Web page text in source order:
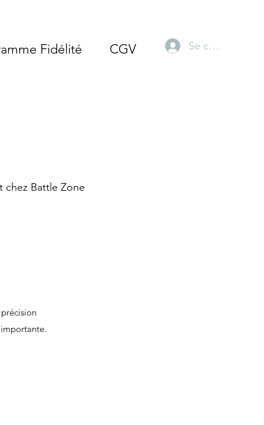
Fidélité CGV Se connecter
chez Battle Zone
importante.